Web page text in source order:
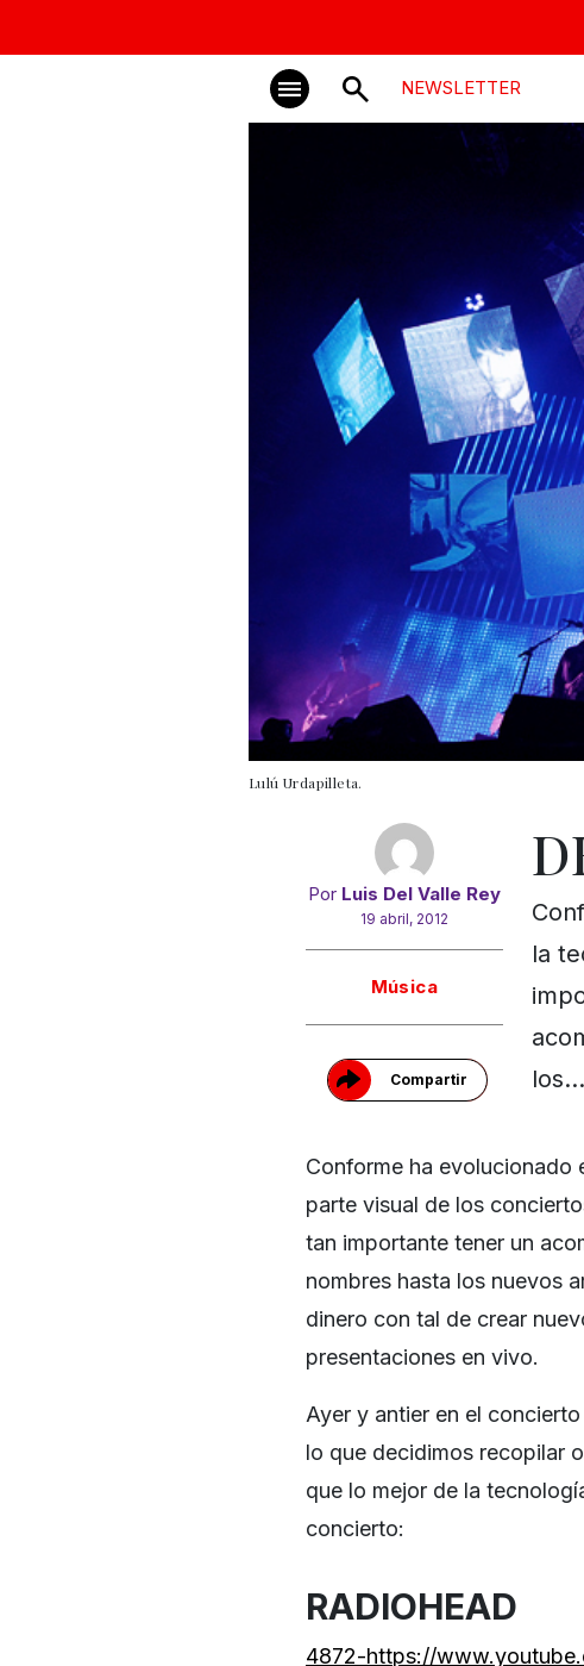
NEWSLETTER
Lulú Urdapilleta.
Por Luis Del Valle Rey
19 abril, 2012
Música
Compartir
la
los…
Conforme ha evolucionado
parte visual de los
tan importante tener un
nombres hasta los nuevos
dinero con tal de crear
presentaciones en vivo.
Ayer y antier en el
lo que decidimos recopilar
que lo mejor de la
concierto:
RADIOHEAD
4872-https://